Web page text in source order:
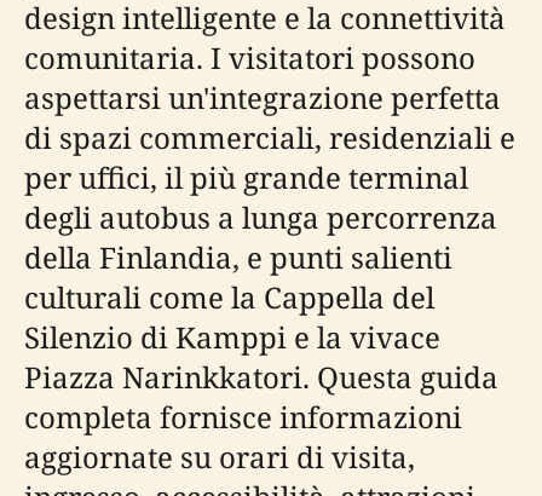
design intelligente e la connettività
comunitaria. I visitatori possono
aspettarsi un'integrazione perfetta
di spazi commerciali, residenziali e
per uffici, il più grande terminal
degli autobus a lunga percorrenza
della Finlandia, e punti salienti
culturali come la Cappella del
Silenzio di Kamppi e la vivace
Piazza Narinkkatori. Questa guida
completa fornisce informazioni
aggiornate su orari di visita,